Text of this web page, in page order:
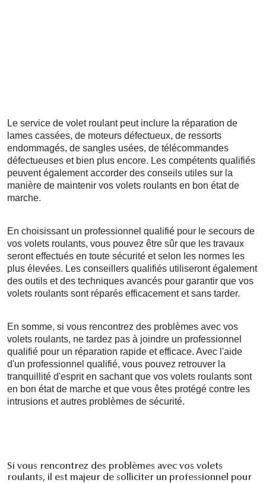
Le service de volet roulant peut inclure la réparation de
lames cassées, de moteurs défectueux, de ressorts
endommagés, de sangles usées, de télécommandes
défectueuses et bien plus encore. Les compétents qualifiés
peuvent également accorder des conseils utiles sur la
manière de maintenir vos volets roulants en bon état de
marche.
En choisissant un professionnel qualifié pour le secours de
vos volets roulants, vous pouvez être sûr que les travaux
seront effectués en toute sécurité et selon les normes les
plus élevées. Les conseillers qualifiés utiliseront également
des outils et des techniques avancés pour garantir que vos
volets roulants sont réparés efficacement et sans tarder.
En somme, si vous rencontrez des problèmes avec vos
volets roulants, ne tardez pas à joindre un professionnel
qualifié pour un réparation rapide et efficace. Avec l'aide
d'un professionnel qualifié, vous pouvez retrouver la
tranquillité d'esprit en sachant que vos volets roulants sont
en bon état de marche et que vous êtes protégé contre les
intrusions et autres problèmes de sécurité.
Si vous rencontrez des problèmes avec vos volets
roulants, il est majeur de solliciter un professionnel pour